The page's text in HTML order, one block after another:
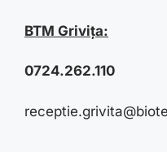
BTM Grivița:
0724.262.110